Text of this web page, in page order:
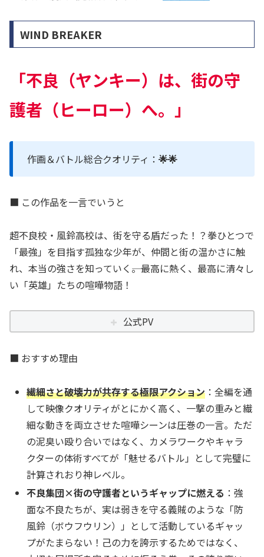
WIND BREAKER
「不良（ヤンキー）は、街の守
護者（ヒーロー）へ。」
作画＆バトル総合クオリティ： 🌟🌟
■ この作品を一言でいうと
超不良校・風鈴高校は、街を守る盾だった！？拳ひとつで
「最強」を目指す孤独な少年が、仲間と街の温かさに触
れ、本当の強さを知っていく――。最高に熱く、最高に清々し
い「英雄」たちの喧嘩物語！
公式PV
■ おすすめ理由
繊細さと破壊力が共存する極限アクション ：全編を通
して映像クオリティがとにかく高く、一撃の重みと繊
細な動きを両立させた喧嘩シーンは圧巻の一言。ただ
の泥臭い殴り合いではなく、カメラワークやキャラ
クターの体術すべてが「魅せるバトル」として完璧に
計算されおり神レベル。
不良集団×街の守護者というギャップに燃える ：強
面な不良たちが、実は弱きを守る義賊のような「防
風鈴（ボウフウリン）」として活動しているギャッ
プがたまらない！己の力を誇示するためではなく、